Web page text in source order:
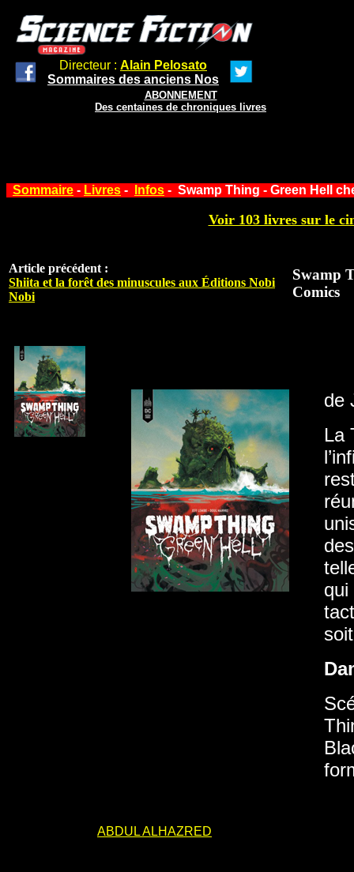
Directeur : Alain Pelosato
Sommaires des anciens Nos
ABONNEMENT
Des centaines de chroniques livres
Sommaire - Livres - Infos - Swamp Thing - Green Hell
Voir 103 livres sur le
Article précédent :
Shiita et la forêt des minuscules aux Éditions Nobi
Nobi
Swamp
Comics
de
La
qui
ABDUL ALHAZRED